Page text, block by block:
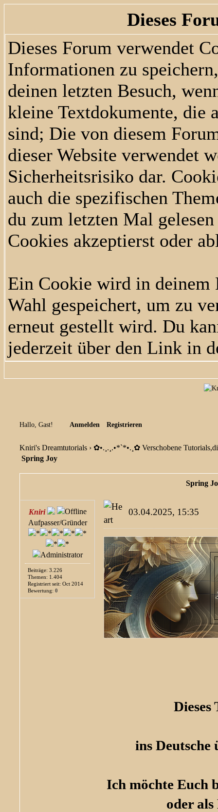
Dieses
Dieses Forum verwendet
Informationen zu
deinen letzten Besuch,
kleine Textdokumente, die
sind; Die von diesem
dieser Website verwendet
Sicherheitsrisiko dar.
auch die spezifischen
du zum letzten Mal
Cookies akzeptierst oder
Ein Cookie wird in deinem
Wahl gespeichert, um zu
erneut gestellt wird. Du
jederzeit über den Link in
Hallo, Gast! Anmelden Registrieren
Kniri's Dreamtutorials › ✿ •.¸.¸.•*`*•.¸✿ Verschobene
Spring Joy
Spring
Kniri
Aufpasser/Gründer
Beiträge: 3.226
Themen: 1.404
Registriert seit: Oct 2014
Bewertung: 0
03.04.2025, 15:35
ins Deutsche
Ich möchte Euch
oder als